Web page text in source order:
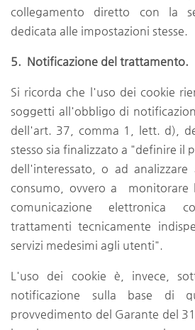
collegamento diretto con la
dedicata alle impostazioni stesse.
5. Notificazione del trattamento.
Si ricorda che l'uso dei cookie
soggetti all'obbligo di
dell'art. 37, comma 1, lett. d),
stesso sia finalizzato a "definire il
dell'interessato, o ad
consumo, ovvero a monitorare
comunicazione elettronica
trattamenti tecnicamente
servizi medesimi agli utenti".
L'uso dei cookie è, invece,
notificazione sulla base di
provvedimento del Garante del